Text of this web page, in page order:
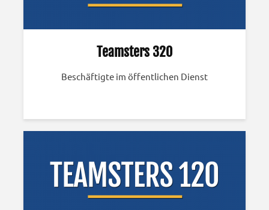
Teamsters 320
Beschäftigte im öffentlichen Dienst